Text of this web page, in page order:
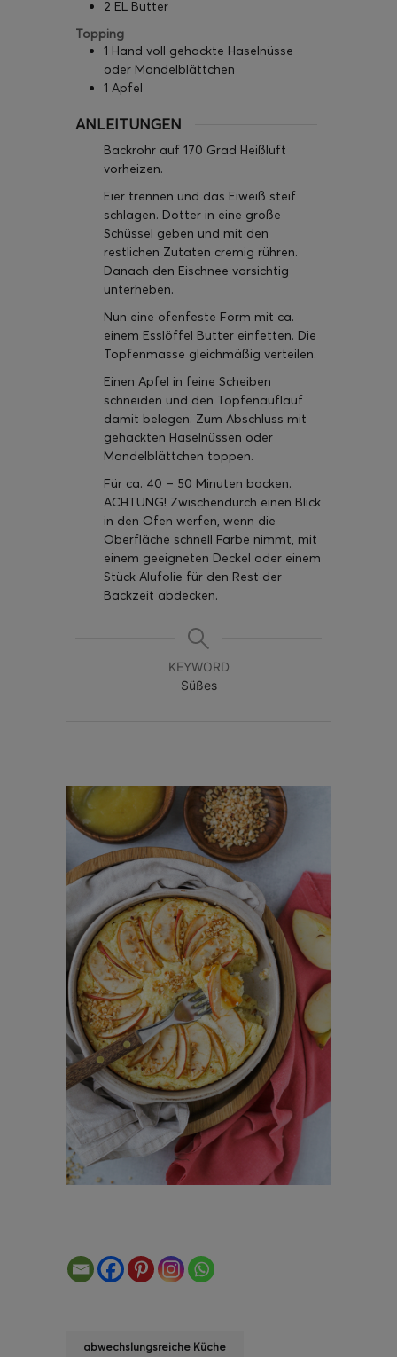
2 EL Butter
Topping
1 Hand voll gehackte Haselnüsse
oder Mandelblättchen
1 Apfel
ANLEITUNGEN
Backrohr auf 170 Grad Heißluft
vorheizen.
Eier trennen und das Eiweiß steif
schlagen. Dotter in eine große
Schüssel geben und mit den
restlichen Zutaten cremig rühren.
Danach den Eischnee vorsichtig
unterheben.
Nun eine ofenfeste Form mit ca.
einem Esslöffel Butter einfetten. Die
Topfenmasse gleichmäßig verteilen.
Einen Apfel in feine Scheiben
schneiden und den Topfenauflauf
damit belegen. Zum Abschluss mit
gehackten Haselnüssen oder
Mandelblättchen toppen.
Für ca. 40 – 50 Minuten backen.
ACHTUNG! Zwischendurch einen Blick
in den Ofen werfen, wenn die
Oberfläche schnell Farbe nimmt, mit
einem geeigneten Deckel oder einem
Stück Alufolie für den Rest der
Backzeit abdecken.
KEYWORD
Süßes
abwechslungsreiche Küche